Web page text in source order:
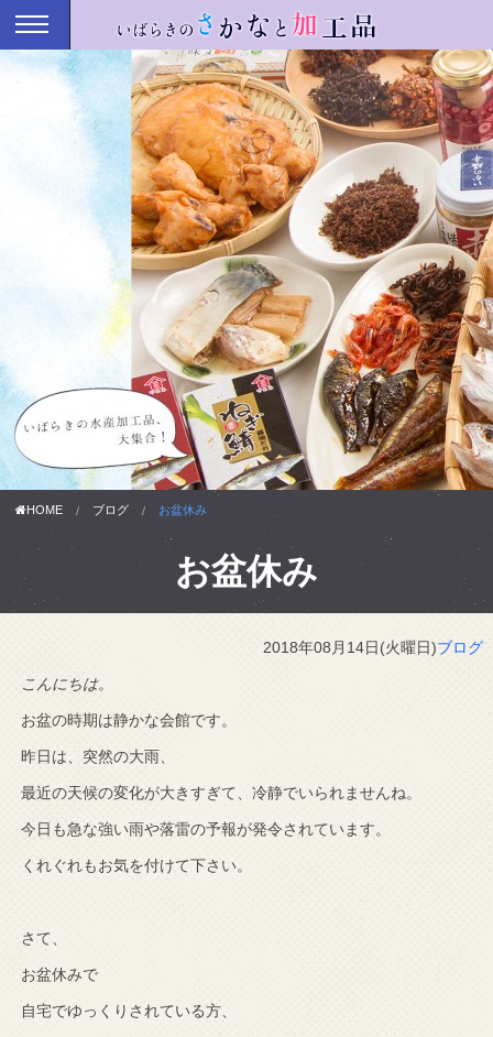
HOME ブログ お盆休み
お盆休み
2018年08月14日(火曜日)ブログ
こんにちは。
お盆の時期は静かな会館です。
昨日は、突然の大雨、
最近の天候の変化が大きすぎて、冷静でいられませんね。
今日も急な強い雨や落雷の予報が発令されています。
くれぐれもお気を付けて下さい。
さて、
お盆休みで
自宅でゆっくりされている方、